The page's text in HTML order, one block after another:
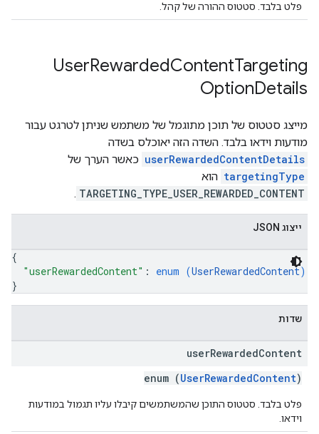
פלט בלבד. סטטוס ההורה של קהל.
UserRewardedContentTargeting
OptionDetails
מייצג סטטוס של תוכן מתוגמל של משתמש שניתן לטרגט עבור
מודעות וידאו בלבד. השדה הזה יאוכלס בשדה
userRewardedContentDetails כאשר הערך של
targetingType הוא
TARGETING_TYPE_USER_REWARDED_CONTENT
.
ייצוג JSON
{
"userRewardedContent" : enum (UserRewardedContent)
}
שדות
userRewardedContent
enum (UserRewardedContent)
פלט בלבד. סטטוס התוכן שהמשתמשים קיבלו עליו תגמול במודעות
וידאו.